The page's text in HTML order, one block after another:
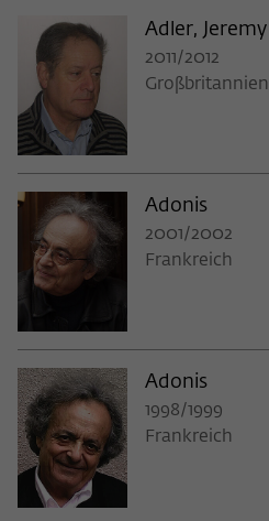
Adler, Jeremy
2011/2012
Großbritannien
Adonis
2001/2002
Frankreich
Adonis
1998/1999
Frankreich